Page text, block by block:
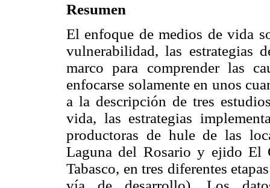
Resumen
El enfoque de medios de vida
vulnerabilidad, las estrategias
marco para comprender las
enfocarse solamente en unos
a la descripción de tres
vida, las estrategias
productoras de hule de las
Laguna del Rosario y ejido El
Tabasco, en tres diferentes